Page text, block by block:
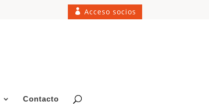
Acceso socios
Contacto